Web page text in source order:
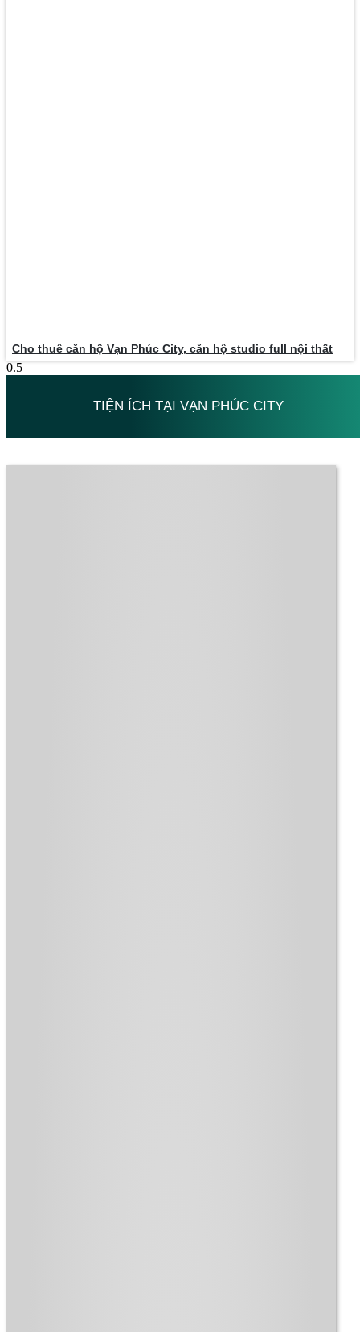
Cho thuê căn hộ Vạn Phúc City, căn hộ studio full nội thất
TIỆN ÍCH TẠI VẠN PHÚC CITY